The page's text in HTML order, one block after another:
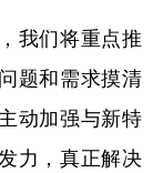
我们将重点推
题和需求摸清
动加强与新特
力，真正解决